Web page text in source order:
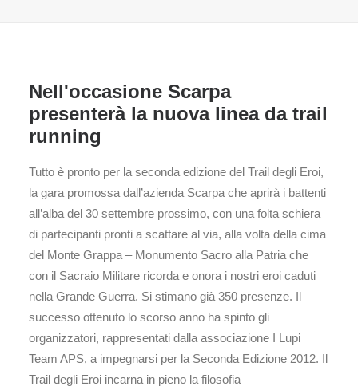
Nell'occasione Scarpa
presenterà la nuova linea da trail
running
Tutto è pronto per la seconda edizione del Trail degli Eroi,
la gara promossa dall’azienda Scarpa che aprirà i battenti
all’alba del 30 settembre prossimo, con una folta schiera
di partecipanti pronti a scattare al via, alla volta della cima
del Monte Grappa – Monumento Sacro alla Patria che
con il Sacraio Militare ricorda e onora i nostri eroi caduti
nella Grande Guerra. Si stimano già 350 presenze. Il
successo ottenuto lo scorso anno ha spinto gli
organizzatori, rappresentati dalla associazione I Lupi
Team APS, a impegnarsi per la Seconda Edizione 2012. Il
Trail degli Eroi incarna in pieno la filosofia